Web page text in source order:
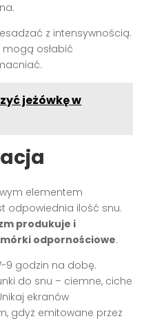
z intensywnością.
osłabić
jeżówkę w
elementem
odpowiednia ilość snu.
produkuje i
odpornościowe.
9 godzin na dobę.
do snu – ciemne, ciche
ekranów
gdyż emitowane przez